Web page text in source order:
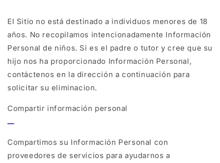
El Sitio no está destinado a individuos menores de 18
años. No recopilamos intencionadamente Información
Personal de niños. Si es el padre o tutor y cree que su
hijo nos ha proporcionado Información Personal,
contáctenos en la dirección a continuación para
solicitar su eliminacion.
Compartir información personal
Compartimos su Información Personal con
proveedores de servicios para ayudarnos a